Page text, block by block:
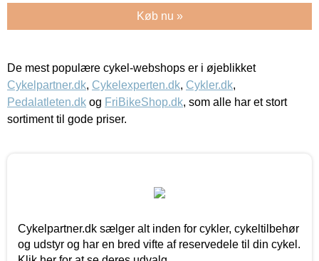
Køb nu »
De mest populære cykel-webshops er i øjeblikket
Cykelpartner.dk, Cykelexperten.dk, Cykler.dk,
Pedalatleten.dk og FriBikeShop.dk, som alle har et stort
sortiment til gode priser.
Cykelpartner.dk sælger alt inden for cykler, cykeltilbehør
og udstyr og har en bred vifte af reservedele til din cykel.